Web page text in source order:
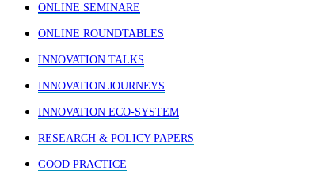
ONLINE SEMINARE
ONLINE ROUNDTABLES
INNOVATION TALKS
INNOVATION JOURNEYS
INNOVATION ECO-SYSTEM
RESEARCH & POLICY PAPERS
GOOD PRACTICE